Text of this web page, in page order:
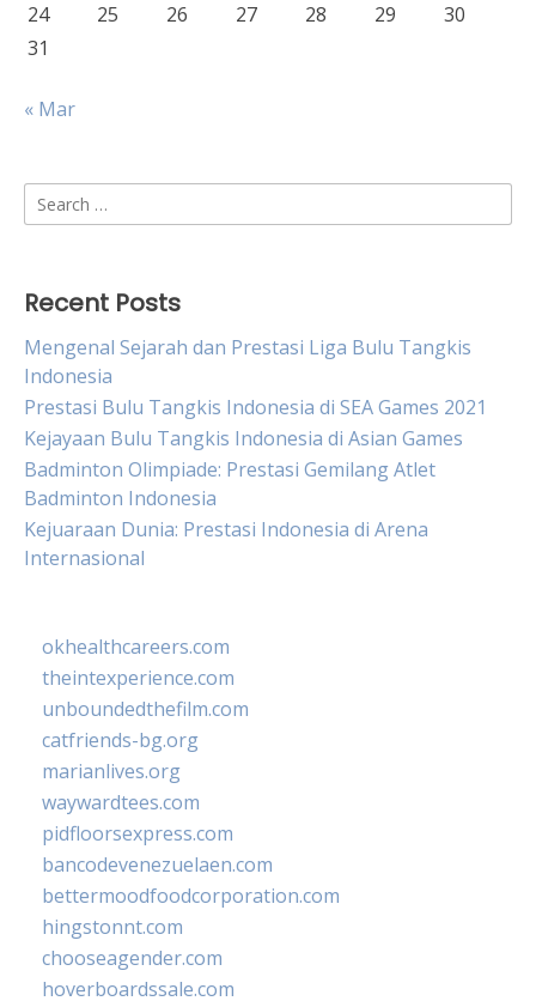
24
25 26 27 28 29
30
31
« Mar
Search
for:
Recent Posts
Mengenal Sejarah dan Prestasi Liga Bulu Tangkis
Indonesia
Prestasi Bulu Tangkis Indonesia di SEA Games 2021
Kejayaan Bulu Tangkis Indonesia di Asian Games
Badminton Olimpiade: Prestasi Gemilang Atlet
Badminton Indonesia
Kejuaraan Dunia: Prestasi Indonesia di Arena
Internasional
okhealthcareers.com
theintexperience.com
unboundedthefilm.com
catfriends-bg.org
marianlives.org
waywardtees.com
pidfloorsexpress.com
bancodevenezuelaen.com
bettermoodfoodcorporation.com
hingstonnt.com
chooseagender.com
hoverboardssale.com